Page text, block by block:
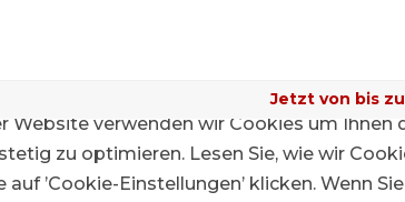
Jetzt von bis
Medien
Website verwenden wir Cookies um Ihnen
zu optimieren. Lesen Sie, wie wir
auf ’Cookie-Einstellungen’ klicken. Wenn